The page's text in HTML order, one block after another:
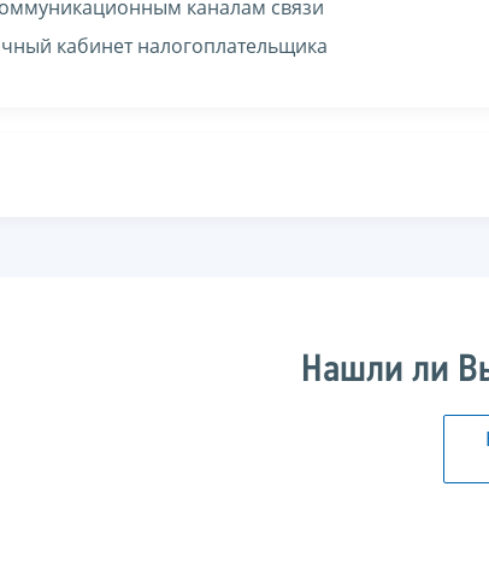
каналам связи
кабинет налогоплательщика
Нашли ли